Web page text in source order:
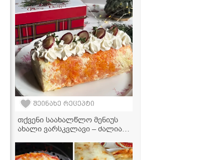
შეინახე რეცეპტი
თქვენი საახალწლო მენიუს
ახალი ვარსკვლავი – ძალიან
სალათა "მიმოზა"